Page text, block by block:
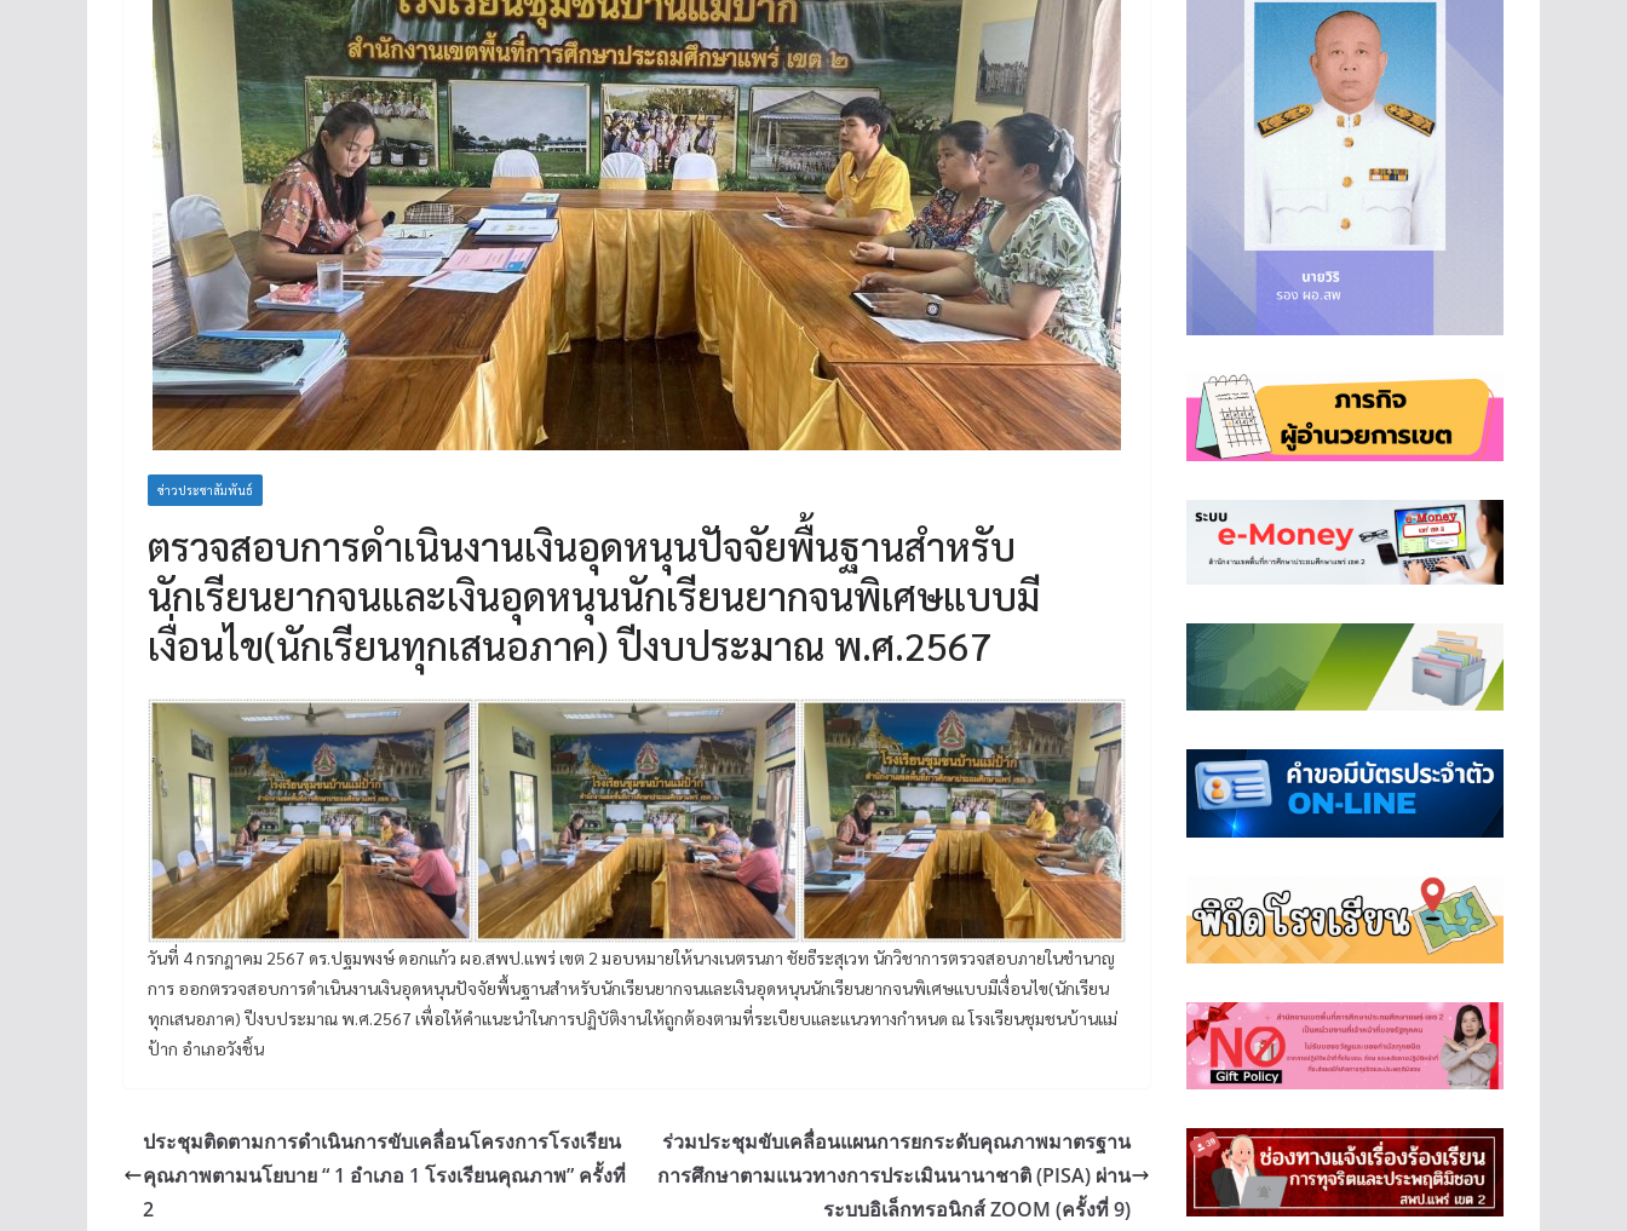
ข่าวประชาสัมพันธ์
ตรวจสอบการดำเนินงานเงินอุดหนุนปัจจัยพื้นฐานสำหรับ
นักเรียนยากจนและเงินอุดหนุนนักเรียนยากจนพิเศษแบบมี
เงื่อนไข(นักเรียนทุกเสนอภาค) ปีงบประมาณ พ.ศ.2567
วันที่ 4 กรกฎาคม 2567 ดร.ปฐมพงษ์ ดอกแก้ว ผอ.สพป.แพร่ เขต 2 มอบหมายให้นางเนตรนภา ชัยธีระสุเวท นักวิชาการตรวจสอบภายในชำนาญ
การ ออกตรวจสอบการดำเนินงานเงินอุดหนุนปัจจัยพื้นฐานสำหรับนักเรียนยากจนและเงินอุดหนุนนักเรียนยากจนพิเศษแบบมีเงื่อนไข(นักเรียน
ทุกเสนอภาค) ปีงบประมาณ พ.ศ.2567 เพื่อให้คำแนะนำในการปฏิบัติงานให้ถูกต้องตามที่ระเบียบและแนวทางกำหนด ณ โรงเรียนชุมชนบ้านแม่
ป้าก อำเภอวังชิ้น
ประชุมติดตามการดำเนินการขับเคลื่อนโครงการโรงเรียน
คุณภาพตามนโยบาย “ 1 อำเภอ 1 โรงเรียนคุณภาพ” ครั้งที่
2
ร่วมประชุมขับเคลื่อนแผนการยกระดับคุณภาพมาตรฐาน
การศึกษาตามแนวทางการประเมินนานาชาติ (PISA) ผ่าน
ระบบอิเล็กทรอนิกส์ ZOOM (ครั้งที่ 9)